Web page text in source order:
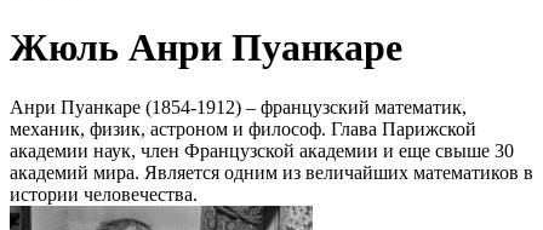
Жюль Анри Пуанкаре
Анри Пуанкаре (1854-1912) – французский математик,
механик, физик, астроном и философ. Глава Парижской
академии наук, член Французской академии и еще свыше 30
академий мира. Является одним из величайших математиков в
истории человечества.